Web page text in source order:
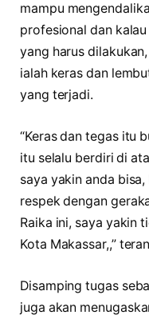
mampu
profesional dan
yang harus
ialah keras dan
yang terjadi.
“Keras dan tegas itu
itu selalu berdiri di
saya yakin anda
respek dengan
Raika ini, saya yakin
Kota Makassar,,”
Disamping tugas
juga akan